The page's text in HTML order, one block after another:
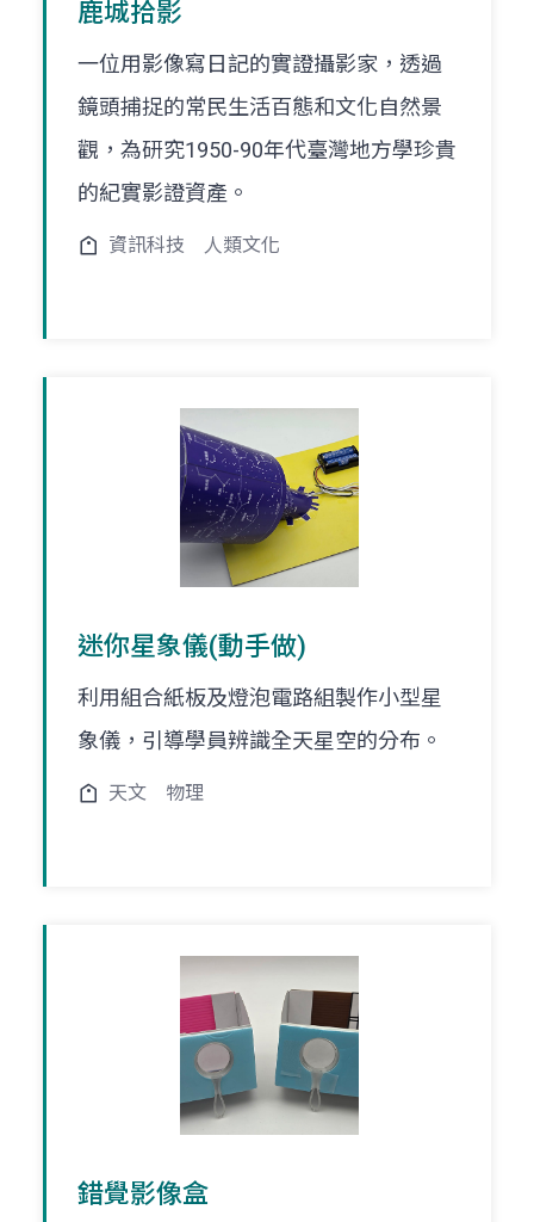
鹿城拾影
一位用影像寫日記的實證攝影家，透過
鏡頭捕捉的常民生活百態和文化自然景
觀，為研究1950-90年代臺灣地方學珍貴
的紀實影證資產。
資訊科技 人類文化
迷你星象儀(動手做)
利用組合紙板及燈泡電路組製作小型星
象儀，引導學員辨識全天星空的分布。
天文 物理
錯覺影像盒